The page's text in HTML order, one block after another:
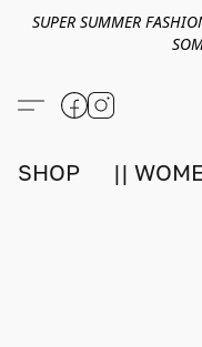
SUPER SUMMER
SHOP ||